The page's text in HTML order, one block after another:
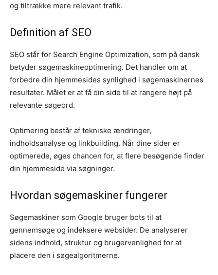
og tiltrække mere relevant trafik.
Definition af SEO
SEO står for Search Engine Optimization, som på dansk
betyder søgemaskineoptimering. Det handler om at
forbedre din hjemmesides synlighed i søgemaskinernes
resultater. Målet er at få din side til at rangere højt på
relevante søgeord.
Optimering består af tekniske ændringer,
indholdsanalyse og linkbuilding. Når dine sider er
optimerede, øges chancen for, at flere besøgende finder
din hjemmeside via søgninger.
Hvordan søgemaskiner fungerer
Søgemaskiner som Google bruger bots til at
gennemsøge og indeksere websider. De analyserer
sidens indhold, struktur og brugervenlighed for at
placere den i søgealgoritmerne.